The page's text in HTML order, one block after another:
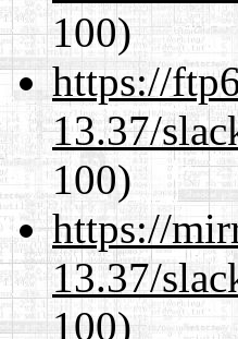
100)
https://
13.37/
100)
https://
13.37/
100)